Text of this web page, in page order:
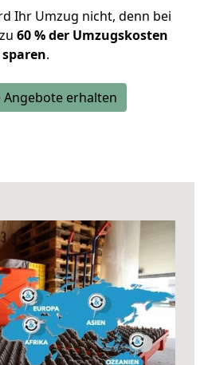
Ihr Umzug nicht, denn bei
60 % der Umzugskosten
sparen.
Angebote erhalten